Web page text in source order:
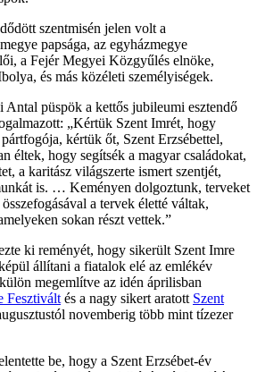
szentmisén jelen volt a
papsága, az egyházmegye
a Fejér Megyei Közgyűlés elnöke,
és más közéleti személyiségek.
Antal püspök a kettős jubileumi esztendő
„Kértük Szent Imrét, hogy
kértük őt, Szent Erzsébettel,
éltek, hogy segítsék a magyar családokat,
a karitász világszerte ismert szentjét,
is. … Keményen dolgoztunk, terveket
a tervek életté váltak,
sokan részt vettek.”
ki reményét, hogy sikerült Szent Imre
állítani a fiatalok elé az emlékév
megemlítve az idén áprilisban
Fesztivált és a nagy sikert aratott Szent
novemberig több mint tízezer
be, hogy a Szent Erzsébet-év